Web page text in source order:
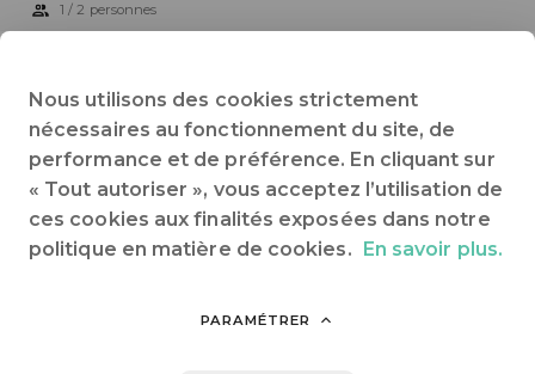
1 / 2 personnes
INFOS & RÉSERVATION
Nous utilisons des cookies strictement
nécessaires au fonctionnement du site, de
performance et de préférence. En cliquant sur
« Tout autoriser », vous acceptez l’utilisation de
ces cookies aux finalités exposées dans notre
politique en matière de cookies. En savoir plus.
PARAMÉTRER